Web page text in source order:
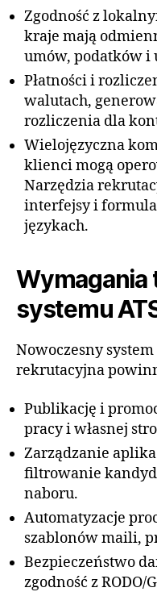
Zgodność z
kraje mają
umów, podatków i
Płatności i
walutach,
rozliczenia dla
Wielojęzyczna
klienci mogą
Narzędzia
interfejsy i
językach.
Wymagania
systemu
Nowoczesny
rekrutacyjna
Publikację i
pracy i własnej
Zarządzanie
filtrowanie
naboru.
Automatyzacje
szablonów maili,
Bezpieczeństwo
zgodność z RODO/